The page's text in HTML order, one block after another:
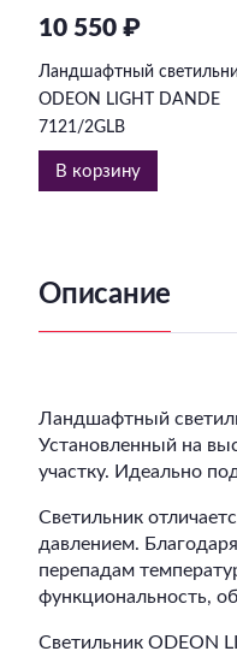
10 550 ₽
Ландшафтный
ODEON LIGHT DANDE
7121/2GLB
В корзину
Описание
Ландшафтный
Установленный на
участку. Идеально
Светильник
давлением.
перепадам
функциональность,
Светильник ODEON